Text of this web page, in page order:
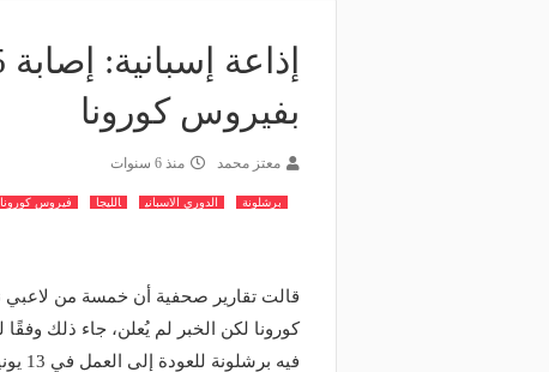
بفيروس كورونا
معتز محمد منذ 6 سنوات
برشلونة الدوري الاسباني الليجا فيروس كورونا
قالت تقارير صحفية أن خمسة من لاعبي
فيه برشلونة للعودة إلى العمل في 13 يونيو الجاري.